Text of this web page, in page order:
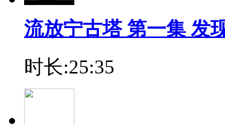
流放宁古塔 第一集 发
时长:25:35